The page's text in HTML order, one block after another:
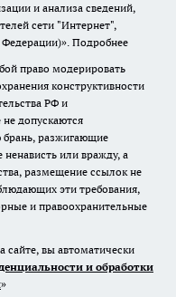
и анализа сведений,
сети "Интернет",
Подробнее
право модерировать
конструктивности
РФ и
допускаются
разжигающие
или вражду, а
размещение ссылок не
эти требования,
и правоохранительные
сайте, вы автоматически
и обработки
»